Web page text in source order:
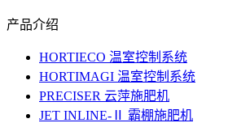
产品介绍
HORTIECO 温室控制系统
HORTIMAGI 温室控制系统
PRECISER 云萍施肥机
JET INLINE-Ⅱ 霸棚施肥机